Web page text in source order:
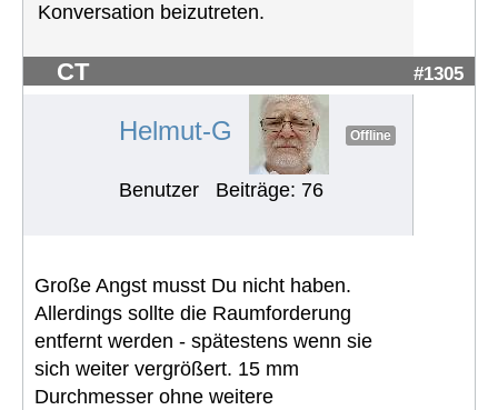
Konversation beizutreten.
CT #1305
Helmut-G Offline
Benutzer Beiträge: 76
Große Angst musst Du nicht haben.
Allerdings sollte die Raumforderung
entfernt werden - spätestens wenn sie
sich weiter vergrößert. 15 mm
Durchmesser ohne weitere